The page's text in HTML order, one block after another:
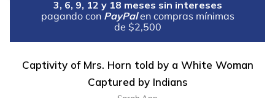
3, 6, 9, 12 y 18 meses sin intereses
pagando con PayPal en compras mínimas
de $2,500
Captivity of Mrs. Horn told by a White Woman
Captured by Indians